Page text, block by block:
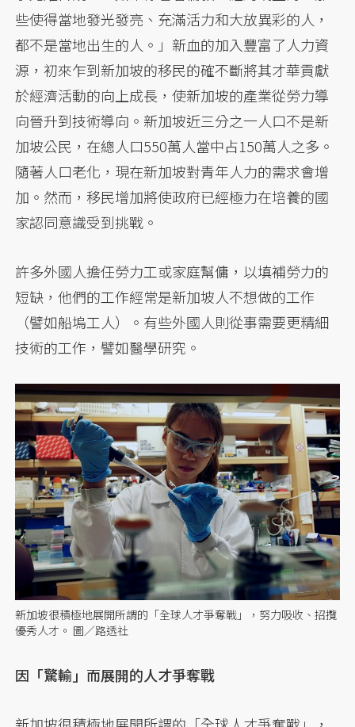
些使得當地發光發亮、充滿活力和大放異彩的人，
都不是當地出生的人。」新血的加入豐富了人力資
源，初來乍到新加坡的移民的確不斷將其才華貢獻
於經濟活動的向上成長，使新加坡的產業從勞力導
向晉升到技術導向。新加坡近三分之一人口不是新
加坡公民，在總人口550萬人當中占150萬人之多。
隨著人口老化，現在新加坡對青年人力的需求會增
加。然而，移民增加將使政府已經極力在培養的國
家認同意識受到挑戰。
許多外國人擔任勞力工或家庭幫傭，以填補勞力的
短缺，他們的工作經常是新加坡人不想做的工作
（譬如船塢工人）。有些外國人則從事需要更精細
技術的工作，譬如醫學研究。
新加坡很積極地展開所謂的「全球人才爭奪戰」，努力吸收、招攬
優秀人才。 圖／路透社
因「驚輸」而展開的人才爭奪戰